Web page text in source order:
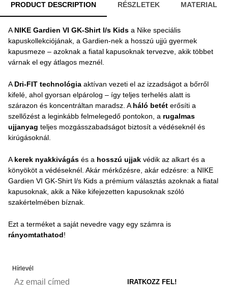
PRODUCT DESCRIPTION RÉSZLETEK MATERIAL
A NIKE Gardien VI GK-Shirt l/s Kids a Nike speciális
kapuskollekciójának, a Gardien-nek a hosszú ujjú gyermek
kapusmeze – azoknak a fiatal kapusoknak tervezve, akik többet
várnak el egy átlagos meznél.
A Dri-FIT technológia aktívan vezeti el az izzadságot a bőrről
kifelé, ahol gyorsan elpárolog – így teljes terhelés alatt is
szárazon és koncentráltan maradsz. A háló betét erősíti a
szellőzést a leginkább felmelegedő pontokon, a rugalmas
ujjanyag teljes mozgásszabadságot biztosít a védéseknél és
kirúgásoknál.
A kerek nyakkivágás és a hosszú ujjak védik az alkart és a
könyököt a védéseknél. Akár mérkőzésre, akár edzésre: a NIKE
Gardien VI GK-Shirt l/s Kids a prémium választás azoknak a fiatal
kapusoknak, akik a Nike kifejezetten kapusoknak szóló
szakértelmében bíznak.
Ezt a terméket a saját nevedre vagy egy számra is
rányomtathatod!
Hírlevél